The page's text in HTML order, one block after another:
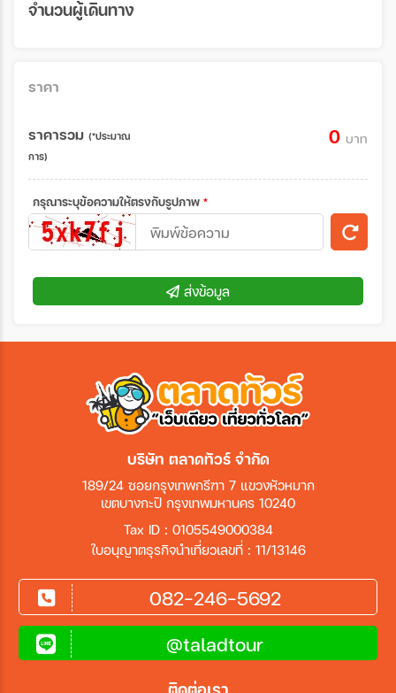
จำนวนผู้เดินทาง
ราคา
ราคารวม (*ประมาณ
การ)
0 บาท
กรุณาระบุข้อความให้ตรงกับรูปภาพ *
ส่งข้อมูล
บริษัท ตลาดทัวร์ จำกัด
189/24 ซอยกรุงเทพกรีฑา 7 แขวงหัวหมาก
เขตบางกะปิ กรุงเทพมหานคร 10240
Tax ID : 0105549000384
ใบอนุญาตธุรกิจนำเที่ยวเลขที่ : 11/13146
082-246-5692
@taladtour